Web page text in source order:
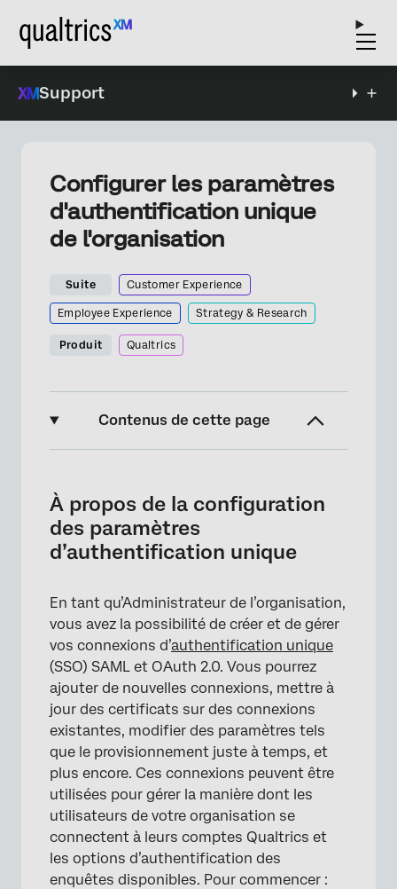
Support
Configurer les paramètres
d'authentification unique
de l'organisation
Suite Customer Experience
Employee Experience Strategy & Research
Produit Qualtrics
Contenus de cette page
Ajouter une connexion
Manager les connexions SSO pour la
Manager les connexions SSO pour
l’authentificateur de l’Enquête
Connexions SAML SSO par défaut
Gestion des connexions existantes
Rotation des certificats IdP
Tester la connexion
Résolution des problèmes
À propos de la configuration
des paramètres
d’authentification unique
En tant qu’Administrateur de l’organisation,
vous avez la possibilité de créer et de gérer
vos connexions d’authentification unique
(SSO) SAML et OAuth 2.0. Vous pourrez
ajouter de nouvelles connexions, mettre à
jour des certificats sur des connexions
existantes, modifier des paramètres tels
que le provisionnement juste à temps, et
plus encore. Ces connexions peuvent être
utilisées pour gérer la manière dont les
utilisateurs de votre organisation se
connectent à leurs comptes Qualtrics et
les options d’authentification des
enquêtes disponibles. Pour commencer :